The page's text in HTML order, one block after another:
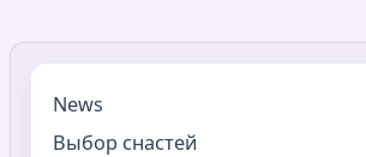
News
Выбор снастей